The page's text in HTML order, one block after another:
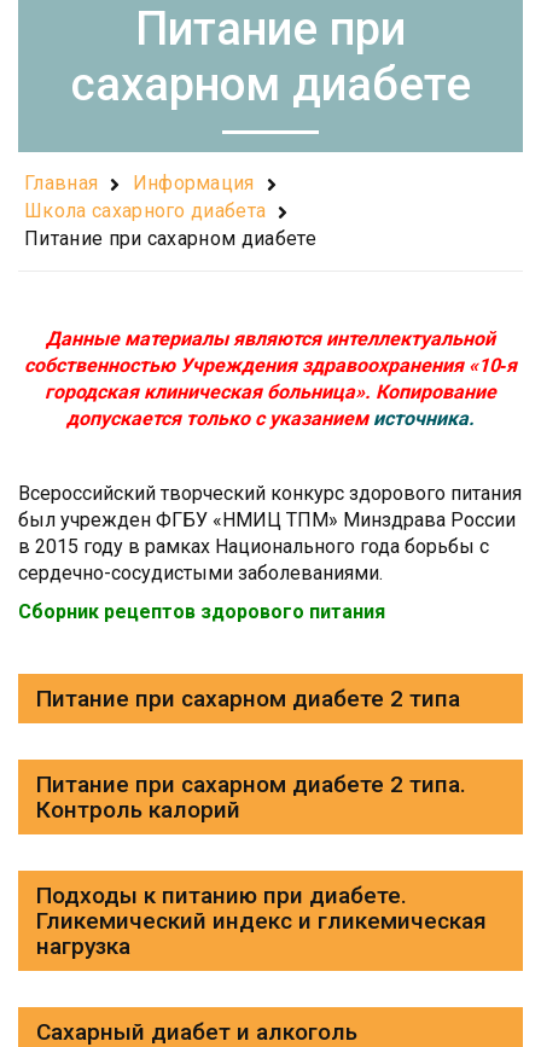
Питание при
сахарном диабете
Главная
Информация
Школа сахарного диабета
Питание при сахарном диабете
Данные материалы являются интеллектуальной
собственностью Учреждения здравоохранения «10‑я
городская клиническая больница». Копирование
допускается только с указанием источника.
Всероссийский творческий конкурс здорового питания
был учрежден ФГБУ «НМИЦ ТПМ» Минздрава России
в 2015 году в рамках Национального года борьбы с
сердечно-сосудистыми заболеваниями.
Сборник рецептов здорового питания
Питание при сахарном диабете 2 типа
Питание при сахарном диабете 2 типа.
Контроль калорий
Подходы к питанию при диабете.
Гликемический индекс и гликемическая
нагрузка
Сахарный диабет и алкоголь